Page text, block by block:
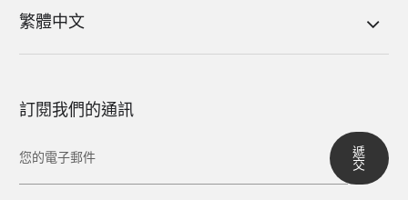
繁體中文
訂閱我們的通訊
遞
交